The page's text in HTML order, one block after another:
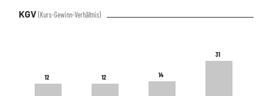
KGV (Kurs-Gewinn-Verhältnis)
12
12 12
12 14
14
31
31